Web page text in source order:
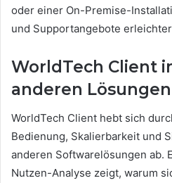
oder einer On-Premise-
und Supportangebote
WorldTech Client
anderen Lösungen
WorldTech Client hebt sich
Bedienung, Skalierbarkeit und
anderen Softwarelösungen ab.
Nutzen-Analyse zeigt, warum